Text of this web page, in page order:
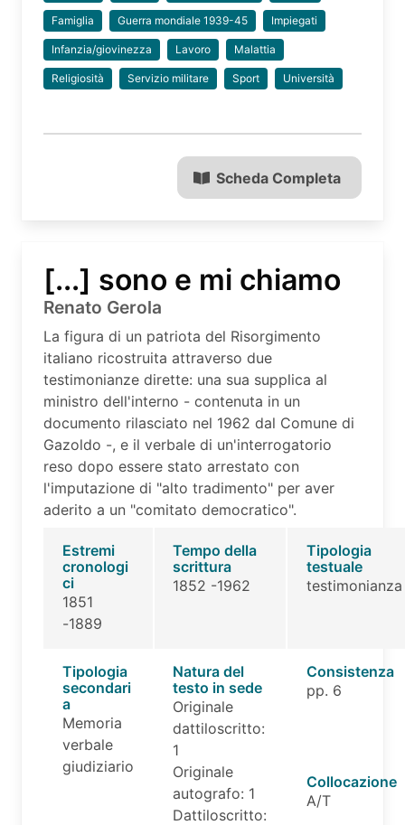
Famiglia Guerra mondiale 1939-45 Impiegati
Infanzia/giovinezza Lavoro Malattia
Religiosità Servizio militare Sport Università
Scheda Completa
[...] sono e mi chiamo
Renato Gerola
La figura di un patriota del Risorgimento
italiano ricostruita attraverso due
testimonianze dirette: una sua supplica al
ministro dell'interno - contenuta in un
documento rilasciato nel 1962 dal Comune di
Gazoldo -, e il verbale di un'interrogatorio
reso dopo essere stato arrestato con
l'imputazione di "alto tradimento" per aver
aderito a un "comitato democratico".
Estremi
cronologi
ci
1851
-1889
Tempo della
scrittura
1852 -1962
Tipologia
testuale
testimonianza
Tipologia
secondari
a
Memoria
verbale
giudiziario
Natura del
testo in sede
Originale
dattiloscritto:
1
Originale
autografo: 1
Dattiloscritto:
Consistenza
pp. 6
Collocazione
A/T